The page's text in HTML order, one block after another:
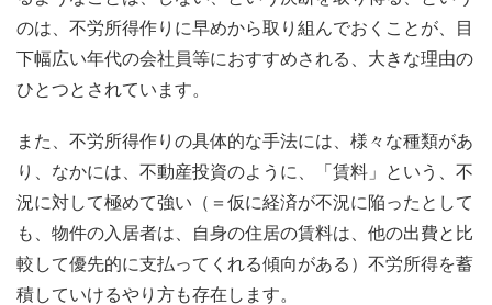
のは、不労所得作りに早めから取り組んでおくことが、目
下幅広い年代の会社員等におすすめされる、大きな理由の
ひとつとされています。
また、不労所得作りの具体的な手法には、様々な種類があ
り、なかには、不動産投資のように、「賃料」という、不
況に対して極めて強い（＝仮に経済が不況に陥ったとして
も、物件の入居者は、自身の住居の賃料は、他の出費と比
較して優先的に支払ってくれる傾向がある）不労所得を蓄
積していけるやり方も存在します。